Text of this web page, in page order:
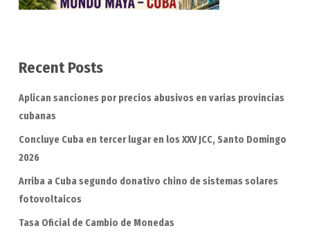
Recent Posts
Aplican sanciones por precios abusivos en varias provincias
cubanas
Concluye Cuba en tercer lugar en los XXV JCC, Santo Domingo
2026
Arriba a Cuba segundo donativo chino de sistemas solares
fotovoltaicos
Tasa Oficial de Cambio de Monedas